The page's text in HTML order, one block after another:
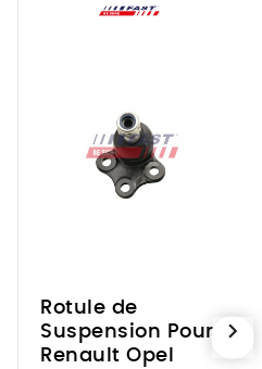
Rotule de
Suspension Pour
Renault Opel
chevron_right